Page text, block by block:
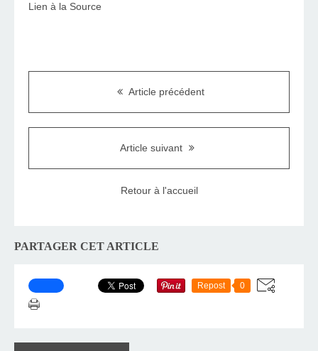
Lien à la Source
Article précédent
Article suivant
Retour à l'accueil
PARTAGER CET ARTICLE
Repost 0